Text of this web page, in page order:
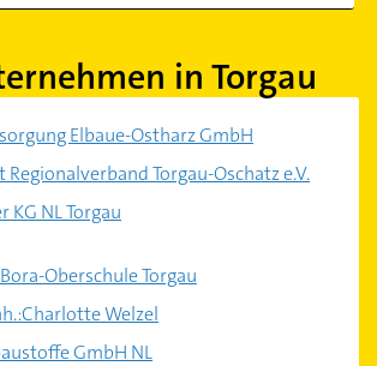
in Torgau
Elbaue-Ostharz GmbH
Torgau-Oschatz e.V.
KG NL Torgau
Oberschule Torgau
Welzel
GmbH NL